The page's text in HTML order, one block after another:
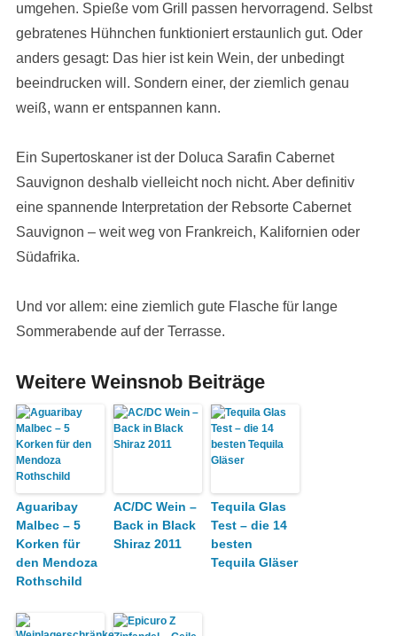
umgehen. Spieße vom Grill passen hervorragend. Selbst
gebratenes Hühnchen funktioniert erstaunlich gut. Oder
anders gesagt: Das hier ist kein Wein, der unbedingt
beeindrucken will. Sondern einer, der ziemlich genau
weiß, wann er entspannen kann.
Ein Supertoskaner ist der Doluca Sarafin Cabernet
Sauvignon deshalb vielleicht noch nicht. Aber definitiv
eine spannende Interpretation der Rebsorte Cabernet
Sauvignon – weit weg von Frankreich, Kalifornien oder
Südafrika.
Und vor allem: eine ziemlich gute Flasche für lange
Sommerabende auf der Terrasse.
Weitere Weinsnob Beiträge
Aguaribay
Malbec – 5
Korken für
den Mendoza
Rothschild
AC/DC Wein –
Back in Black
Shiraz 2011
Tequila Glas
Test – die 14
besten
Tequila Gläser